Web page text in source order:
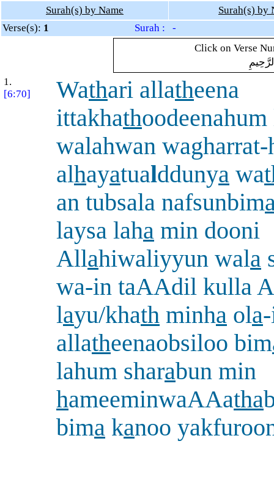
Surah(s) by Name
Surah(s) by
Verse(s): 1
Surah : -
Click on Verse
1.
[6:70]
Wathari allatheena
ittakhath
walahwan
alhayatualddunya wa
an tubsala nafsunbim
laysa laha min dooni
Allahiwaliyyun wala
wa-in taAAdil kulla
layu/khath minha ola
allatheenaobsiloo bim
lahum sharabun min
hameeminwaAAatha
bima kanoo